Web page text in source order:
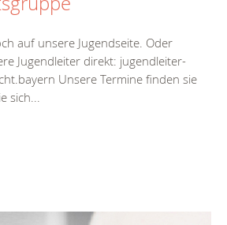
auf unsere Jugendseite. Oder
Jugendleiter direkt: jugendleiter-
Unsere Termine finden sie
sich...